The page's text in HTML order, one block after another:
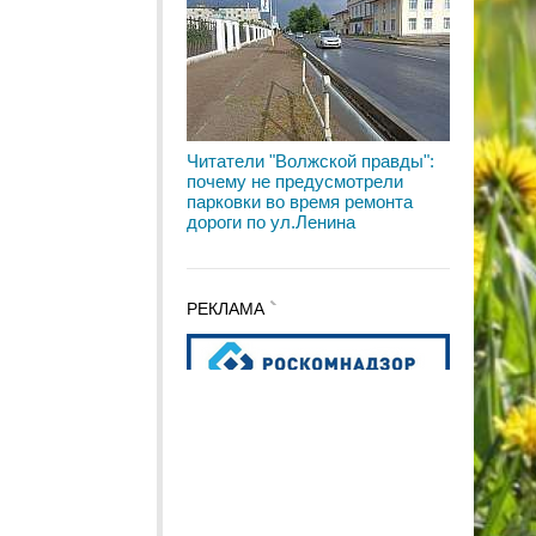
Читатели "Волжской правды":
почему не предусмотрели
парковки во время ремонта
дороги по ул.Ленина
РЕКЛАМА